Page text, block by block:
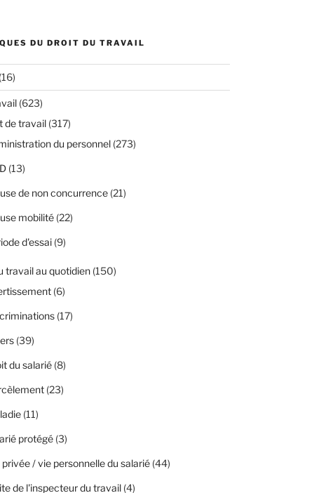
DU DROIT DU TRAVAIL
(623)
de travail(317)
du personnel(273)
(13)
de non concurrence(21)
mobilité(22)
d'essai(9)
travail au quotidien(150)
(6)
(17)
(39)
du salarié(8)
(23)
(11)
protégé(3)
/ vie personnelle du salarié(44)
de l'inspecteur du travail(4)